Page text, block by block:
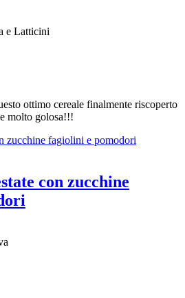
e Latticini
ottimo cereale finalmente riscoperto
molto golosa!!!
con zucchine